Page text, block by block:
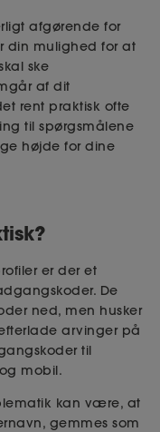
afgørende for
din mulighed for at
ske
af dit
rent praktisk ofte
til spørgsmålene
højde for dine
er der et
De
ned, men husker
arvinger på
til
mobil.
kan være, at
gemmes som